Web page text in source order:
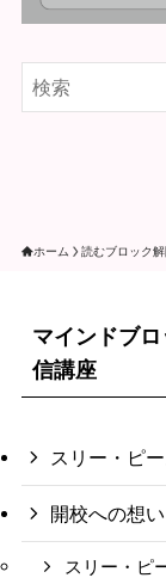
ホーム 読むブロック
マインドブ
信講座
スリー・ピ
開校への想い
スリー・ピ